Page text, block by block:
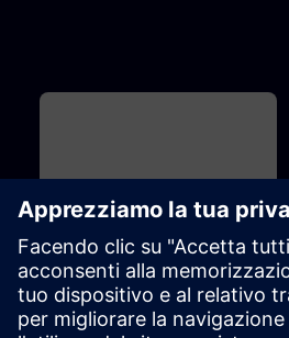
Base 1h 15m
Drive Based Safety - Safety
Functions